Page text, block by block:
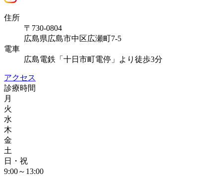
住所
〒730-0804
広島県広島市中区広瀬町7-5
電車
広島電鉄「十日市町電停」より徒歩3分
アクセス
診療時間
月
火
水
木
金
土
日・祝
9:00～13:00